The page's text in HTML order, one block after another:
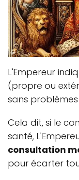
L'Empereur
(propre ou
sans
Cela dit, si le
santé,
consultation
pour écarter